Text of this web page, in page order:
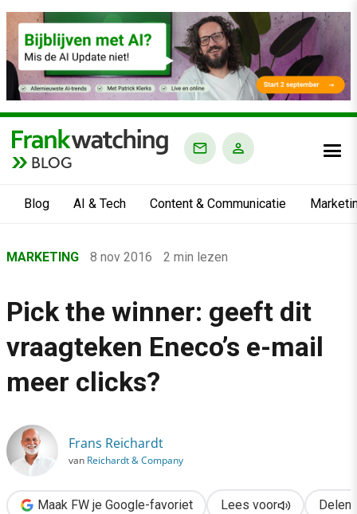
BLOG
Blog AI & Tech Content & Communicatie
›
›
Marketing
Pick the winner: geeft dit vraagteken Eneco’s e-mail meer
MARKETING 8 nov 2016 2 min lezen
Pick the winner: geeft dit
vraagteken Eneco’s e-mail
meer clicks?
Frans Reichardt
van Reichardt & Company
Maak FW je Google-favoriet Lees voor Delen